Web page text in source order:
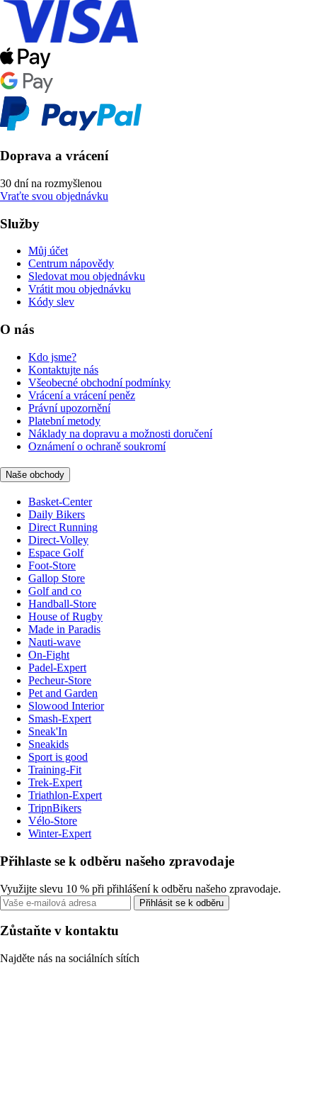
Doprava a vrácení
30 dní na rozmyšlenou
Vraťte svou objednávku
Služby
Můj účet
Centrum nápovědy
Sledovat mou objednávku
Vrátit mou objednávku
Kódy slev
O nás
Kdo jsme?
Kontaktujte nás
Všeobecné obchodní podmínky
Vrácení a vrácení peněz
Právní upozornění
Platební metody
Náklady na dopravu a možnosti doručení
Oznámení o ochraně soukromí
Naše obchody
Basket-Center
Daily Bikers
Direct Running
Direct-Volley
Espace Golf
Foot-Store
Gallop Store
Golf and co
Handball-Store
House of Rugby
Made in Paradis
Nauti-wave
On-Fight
Padel-Expert
Pecheur-Store
Pet and Garden
Slowood Interior
Smash-Expert
Sneak'In
Sneakids
Sport is good
Training-Fit
Trek-Expert
Triathlon-Expert
TripnBikers
Vélo-Store
Winter-Expert
Přihlaste se k odběru našeho zpravodaje
Využijte slevu 10 % při přihlášení k odběru našeho zpravodaje.
Přihlásit se k odběru
Zůstaňte v kontaktu
Najděte nás na sociálních sítích